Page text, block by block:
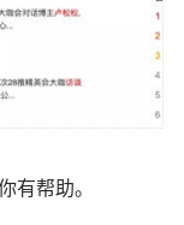
有帮助。